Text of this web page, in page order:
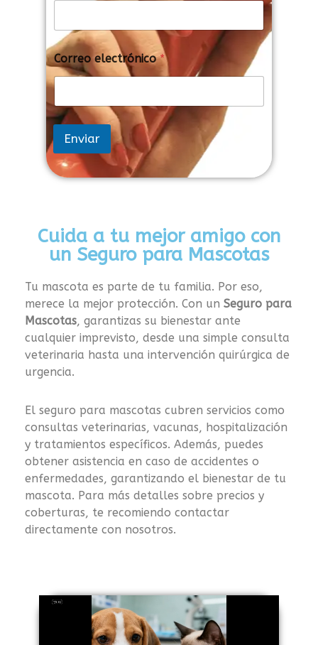
N
o
m
b
r
e
*
l
e
c
n
c
Correo electrónico*
Enviar
Cuida a tu mejor amigo con
un Seguro para Mascotas
Tu mascota es parte de tu familia. Por eso,
merece la mejor protección. Con un Seguro para
Mascotas, garantizas su bienestar ante
cualquier imprevisto, desde una simple consulta
veterinaria hasta una intervención quirúrgica de
urgencia.
El seguro para mascotas cubren servicios como
consultas veterinarias, vacunas, hospitalización
y tratamientos específicos. Además, puedes
obtener asistencia en caso de accidentes o
enfermedades, garantizando el bienestar de tu
mascota. Para más detalles sobre precios y
coberturas, te recomiendo contactar
directamente con nosotros.